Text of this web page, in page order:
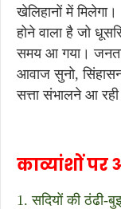
खेलिहानों में
होने वाला है जो
समय आ गया। जनता
आवाज सुनो,
सत्ता संभालने आ
काव्यांशों पर
1. सदियों की ठंढी-